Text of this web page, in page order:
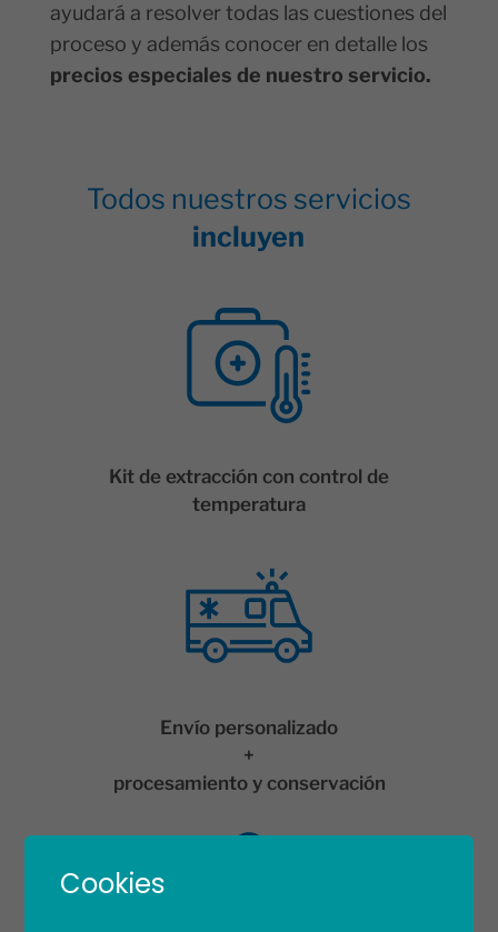
ayudará a resolver todas las cuestiones del
proceso y además conocer en detalle los
precios especiales de nuestro servicio.
Todos nuestros servicios
incluyen
Kit de extracción con control de
temperatura
Envío personalizado
+
procesamiento y conservación
Cookies